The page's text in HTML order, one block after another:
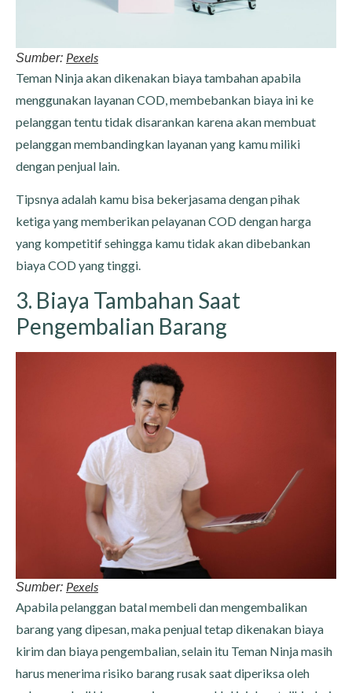
Sumber: Pexels
Teman Ninja akan dikenakan biaya tambahan apabila
menggunakan layanan COD, membebankan biaya ini ke
pelanggan tentu tidak disarankan karena akan membuat
pelanggan membandingkan layanan yang kamu miliki
dengan penjual lain.
Tipsnya adalah kamu bisa bekerjasama dengan pihak
ketiga yang memberikan pelayanan COD dengan harga
yang kompetitif sehingga kamu tidak akan dibebankan
biaya COD yang tinggi.
3. Biaya Tambahan Saat
Pengembalian Barang
Sumber: Pexels
Apabila pelanggan batal membeli dan mengembalikan
barang yang dipesan, maka penjual tetap dikenakan biaya
kirim dan biaya pengembalian, selain itu Teman Ninja masih
harus menerima risiko barang rusak saat diperiksa oleh